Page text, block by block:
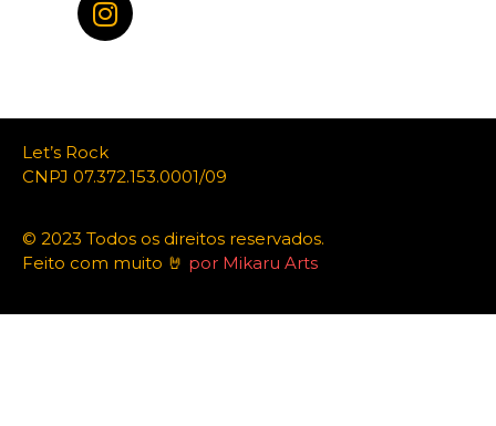
Let’s Rock
CNPJ 07.372.153.0001/09
© 2023 Todos os direitos reservados.
Feito com muito 🤘 por Mikaru Arts